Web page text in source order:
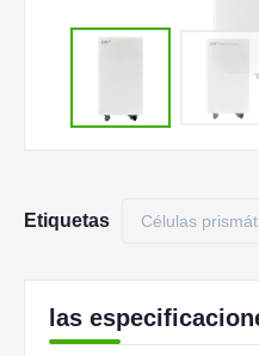
Etiquetas Células
las